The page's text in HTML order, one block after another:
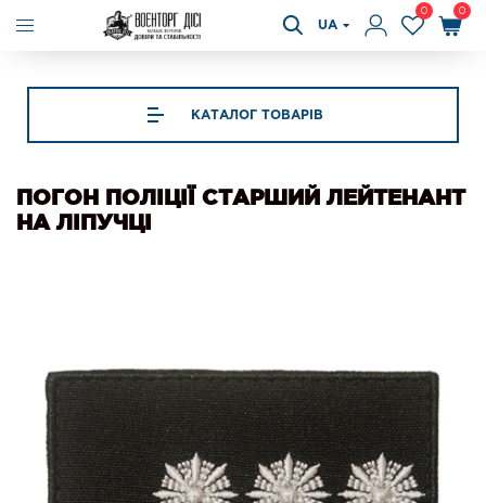
UA
0 0
КАТАЛОГ ТОВАРІВ
ПОГОН ПОЛІЦІЇ СТАРШИЙ ЛЕЙТЕНАНТ
НА ЛІПУЧЦІ